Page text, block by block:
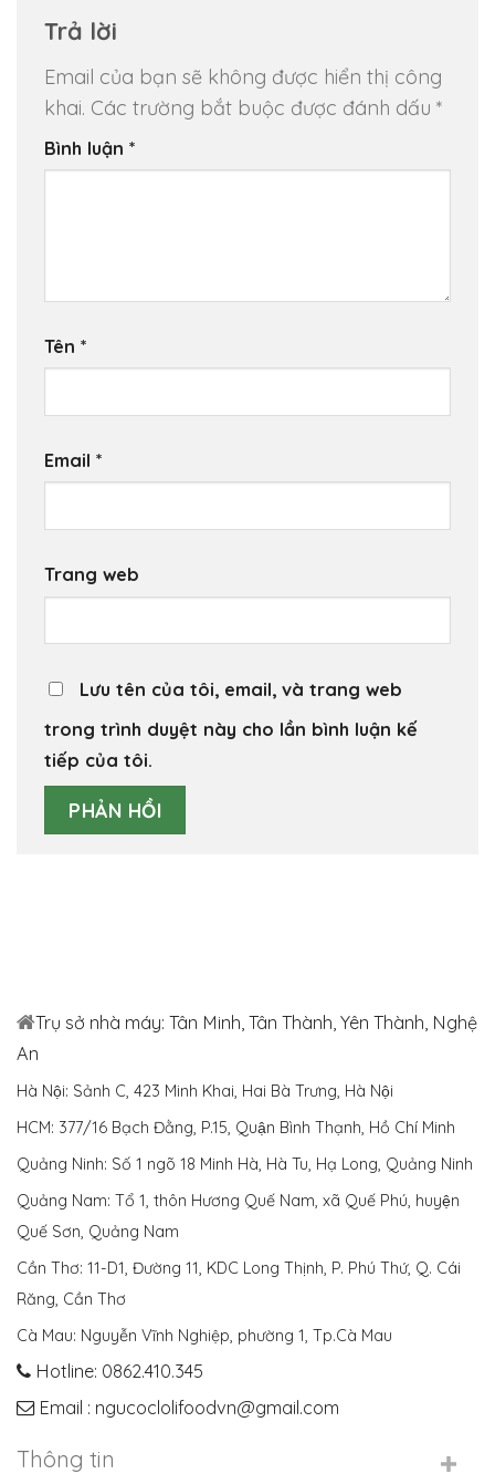
Trả lời
Email của bạn sẽ không được hiển thị công
khai. Các trường bắt buộc được đánh dấu *
Bình luận *
Tên *
Email *
Trang web
Lưu tên của tôi, email, và trang web
trong trình duyệt này cho lần bình luận kế
tiếp của tôi.
Trụ sở nhà máy: Tân Minh, Tân Thành, Yên Thành, Nghệ
An
Hà Nội: Sảnh C, 423 Minh Khai, Hai Bà Trưng, Hà Nội
HCM: 377/16 Bạch Đằng, P.15, Quận Bình Thạnh, Hồ Chí Minh
Quảng Ninh: Số 1 ngõ 18 Minh Hà, Hà Tu, Hạ Long, Quảng Ninh
Quảng Nam: Tổ 1, thôn Hương Quế Nam, xã Quế Phú, huyện
Quế Sơn, Quảng Nam
Cần Thơ: 11-D1, Đường 11, KDC Long Thịnh, P. Phú Thứ, Q. Cái
Răng, Cần Thơ
Cà Mau: Nguyễn Vĩnh Nghiệp, phường 1, Tp.Cà Mau
Hotline: 0862.410.345
Email : ngucoclolifoodvn@gmail.com
Thông tin